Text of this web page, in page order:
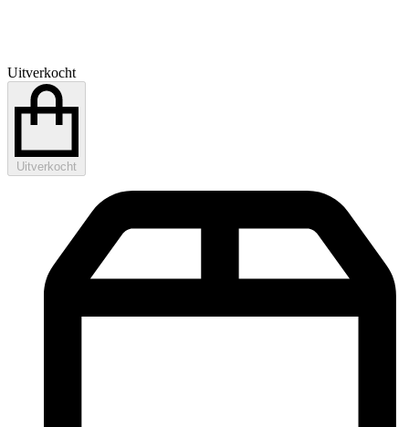
Uitverkocht
Uitverkocht